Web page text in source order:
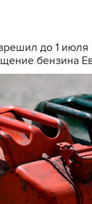
до 1 июля
бензина